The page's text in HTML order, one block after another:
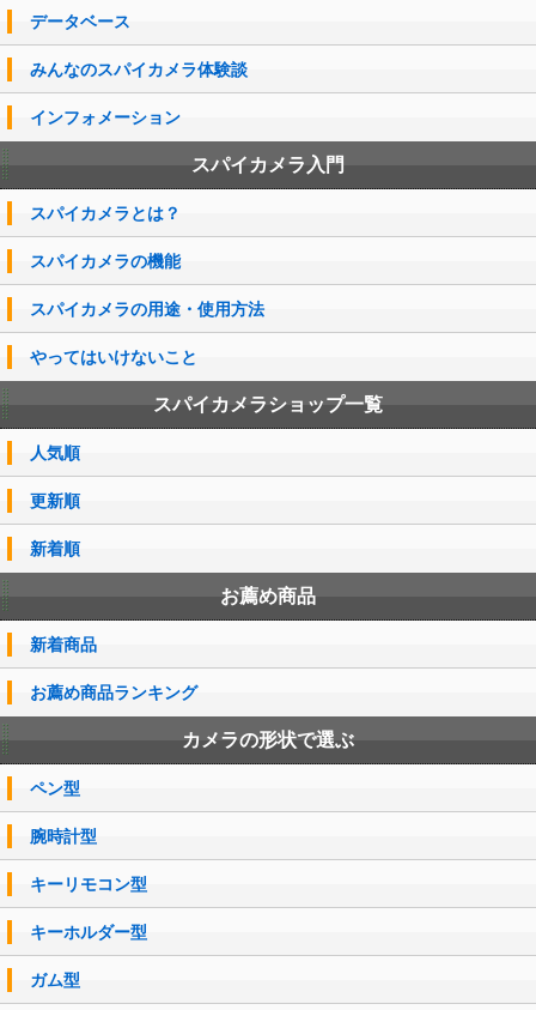
データベース
みんなのスパイカメラ体験談
インフォメーション
スパイカメラ入門
スパイカメラとは？
スパイカメラの機能
スパイカメラの用途・使用方法
やってはいけないこと
スパイカメラショップ一覧
人気順
更新順
新着順
お薦め商品
新着商品
お薦め商品ランキング
カメラの形状で選ぶ
ペン型
腕時計型
キーリモコン型
キーホルダー型
ガム型